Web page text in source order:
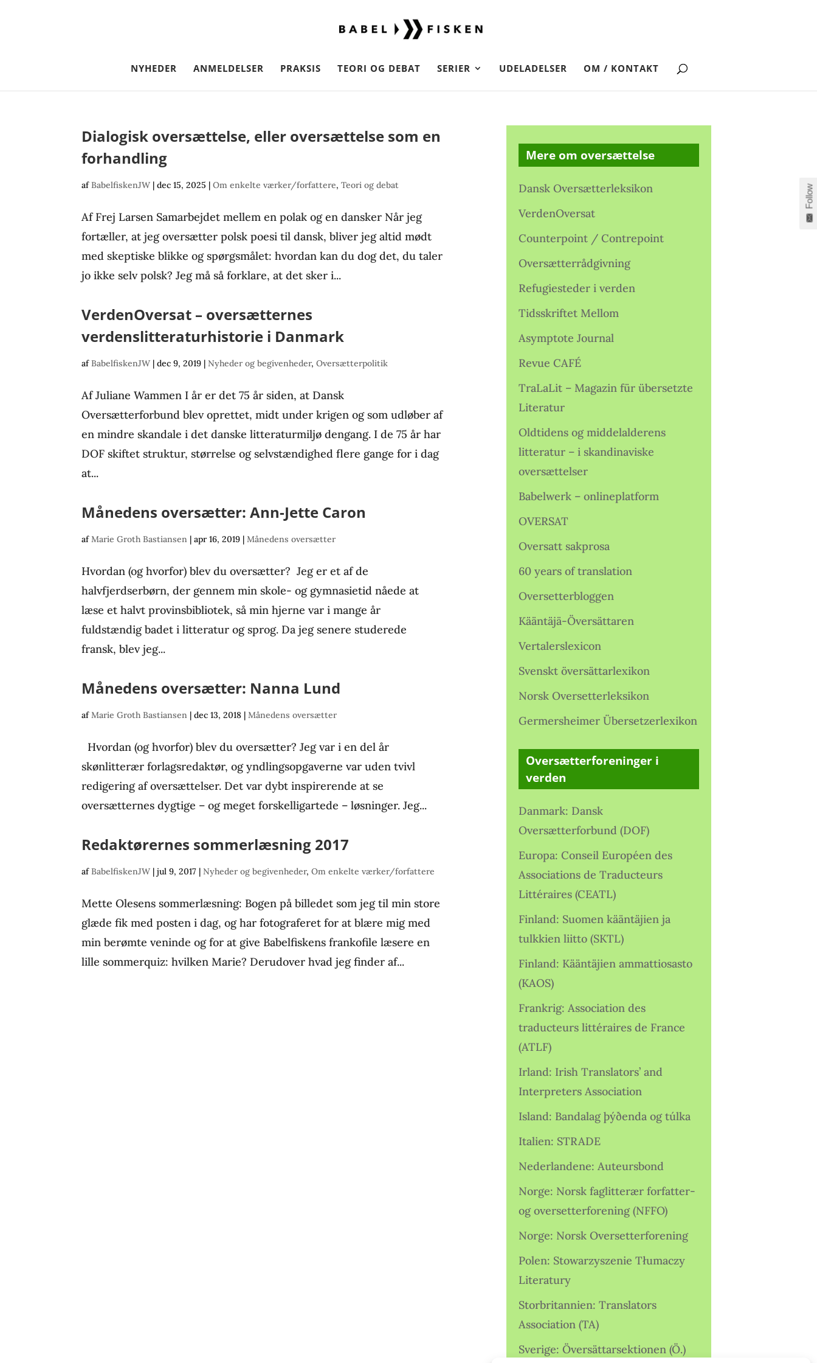
NYHEDER ANMELDELSER PRAKSIS TEORI OG DEBAT SERIER UDELADELSER OM / KONTAKT
Dialogisk oversættelse, eller oversættelse som en
forhandling
afBabelfiskenJW |dec 15, 2025 |Om enkelte værker/forfattere,Teori og debat
Af Frej Larsen Samarbejdet mellem en polak og en dansker Når jeg
fortæller, at jeg oversætter polsk poesi til dansk, bliver jeg altid mødt
med skeptiske blikke og spørgsmålet: hvordan kan du dog det, du taler
jo ikke selv polsk? Jeg må så forklare, at det sker i...
VerdenOversat – oversætternes
verdenslitteraturhistorie i Danmark
afBabelfiskenJW |dec 9, 2019 |Nyheder og begivenheder,Oversætterpolitik
Af Juliane Wammen I år er det 75 år siden, at Dansk
Oversætterforbund blev oprettet, midt under krigen og som udløber af
en mindre skandale i det danske litteraturmiljø dengang. I de 75 år har
DOF skiftet struktur, størrelse og selvstændighed flere gange for i dag
at...
Månedens oversætter: Ann-Jette Caron
afMarie Groth Bastiansen |apr 16, 2019 |Månedens oversætter
Hvordan (og hvorfor) blev du oversætter? Jeg er et af de
halvfjerdserbørn, der gennem min skole- og gymnasietid nåede at
læse et halvt provinsbibliotek, så min hjerne var i mange år
fuldstændig badet i litteratur og sprog. Da jeg senere studerede
fransk, blev jeg...
Månedens oversætter: Nanna Lund
afMarie Groth Bastiansen |dec 13, 2018 |Månedens oversætter
Hvordan (og hvorfor) blev du oversætter? Jeg var i en del år
skønlitterær forlagsredaktør, og yndlingsopgaverne var uden tvivl
redigering af oversættelser. Det var dybt inspirerende at se
oversætternes dygtige – og meget forskelligartede – løsninger. Jeg...
Redaktørernes sommerlæsning 2017
afBabelfiskenJW |jul 9, 2017 |Nyheder og begivenheder,Om enkelte værker/forfattere
Mette Olesens sommerlæsning: Bogen på billedet som jeg til min store
glæde fik med posten i dag, og har fotograferet for at blære mig med
min berømte veninde og for at give Babelfiskens frankofile læsere en
lille sommerquiz: hvilken Marie? Derudover hvad jeg finder af...
Mere om oversættelse
Dansk Oversætterleksikon
VerdenOversat
Counterpoint / Contrepoint
Oversætterrådgivning
Refugiesteder i verden
Tidsskriftet Mellom
Asymptote Journal
Revue CAFÉ
TraLaLit – Magazin für übersetzte
Literatur
Oldtidens og middelalderens
litteratur – i skandinaviske
oversættelser
Babelwerk – onlineplatform
OVERSAT
Oversatt sakprosa
60 years of translation
Oversetterbloggen
Kääntäjä-Översättaren
Vertalerslexicon
Svenskt översättarlexikon
Norsk Oversetterleksikon
Germersheimer Übersetzerlexikon
Oversætterforeninger i
verden
Danmark: Dansk
Oversætterforbund (DOF)
Europa: Conseil Européen des
Associations de Traducteurs
Littéraires (CEATL)
Finland: Suomen kääntäjien ja
tulkkien liitto (SKTL)
Finland: Kääntäjien ammattiosasto
(KAOS)
Frankrig: Association des
traducteurs littéraires de France
(ATLF)
Irland: Irish Translators’ and
Interpreters Association
Island: Bandalag þýðenda og túlka
Italien: STRADE
Nederlandene: Auteursbond
Norge: Norsk faglitterær forfatter-
og oversetterforening (NFFO)
Norge: Norsk Oversetterforening
Polen: Stowarzyszenie Tłumaczy
Literatury
Storbritannien: Translators
Association (TA)
Sverige: Översättarsektionen (Ö.)
Follow